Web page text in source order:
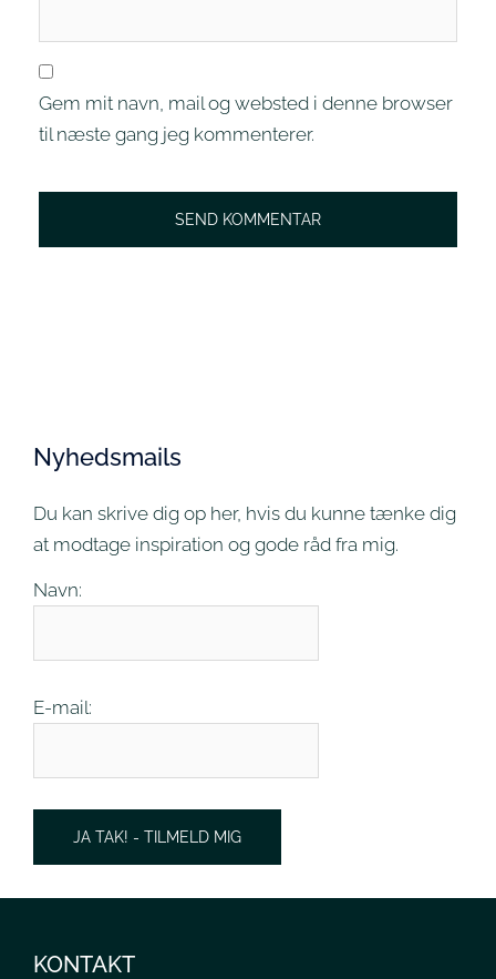
Gem mit navn, mail og websted i denne browser
til næste gang jeg kommenterer.
Nyhedsmails
Du kan skrive dig op her, hvis du kunne tænke dig
at modtage inspiration og gode råd fra mig.
Navn:
E-mail:
JA TAK! - TILMELD MIG
KONTAKT